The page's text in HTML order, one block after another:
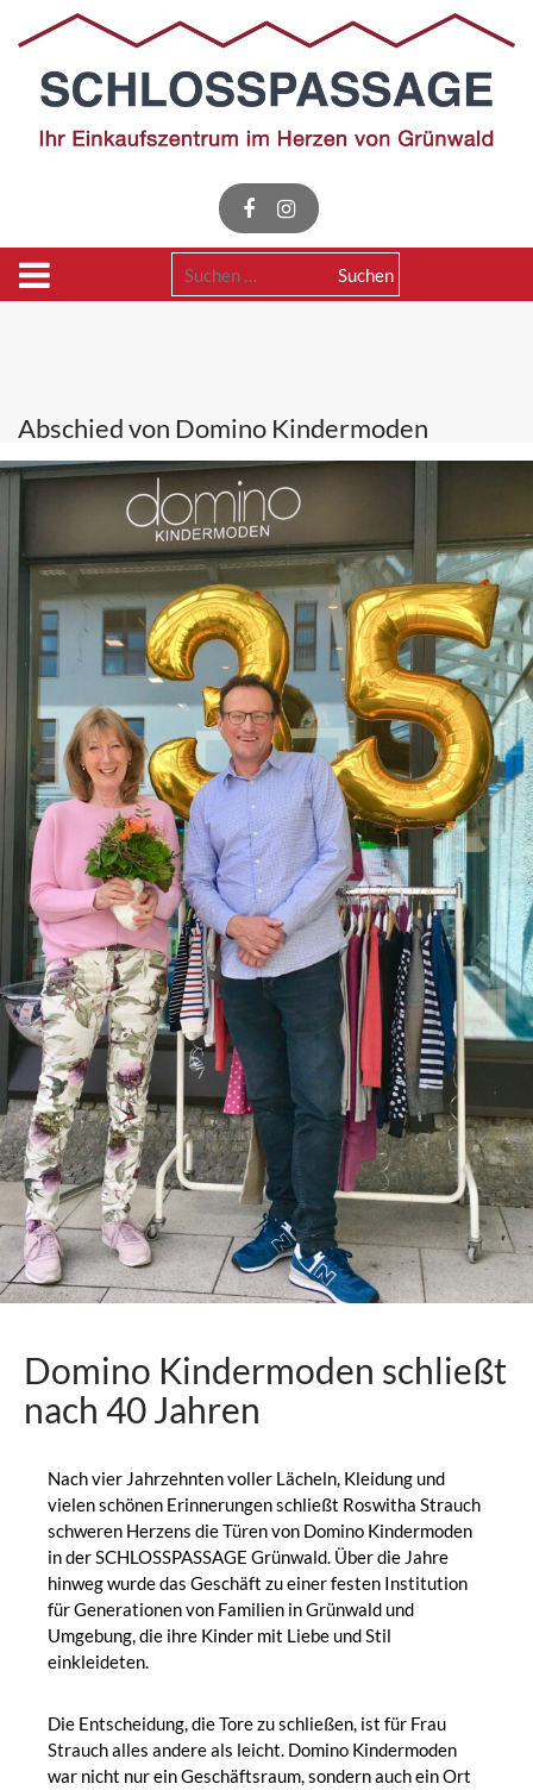
Suchen
Abschied von Domino Kindermoden
Domino Kindermoden schließt
nach 40 Jahren
Nach vier Jahrzehnten voller Lächeln, Kleidung und
vielen schönen Erinnerungen schließt Roswitha Strauch
schweren Herzens die Türen von Domino Kindermoden
in der SCHLOSSPASSAGE Grünwald. Über die Jahre
hinweg wurde das Geschäft zu einer festen Institution
für Generationen von Familien in Grünwald und
Umgebung, die ihre Kinder mit Liebe und Stil
einkleideten.
Die Entscheidung, die Tore zu schließen, ist für Frau
Strauch alles andere als leicht. Domino Kindermoden
war nicht nur ein Geschäftsraum, sondern auch ein Ort